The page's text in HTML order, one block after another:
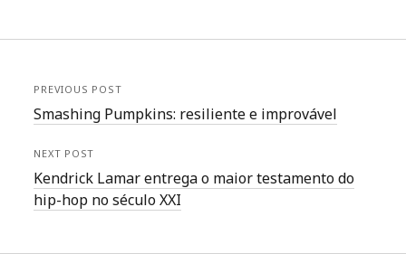
PREVIOUS POST
Smashing Pumpkins: resiliente e improvável
NEXT POST
Kendrick Lamar entrega o maior testamento do
hip-hop no século XXI